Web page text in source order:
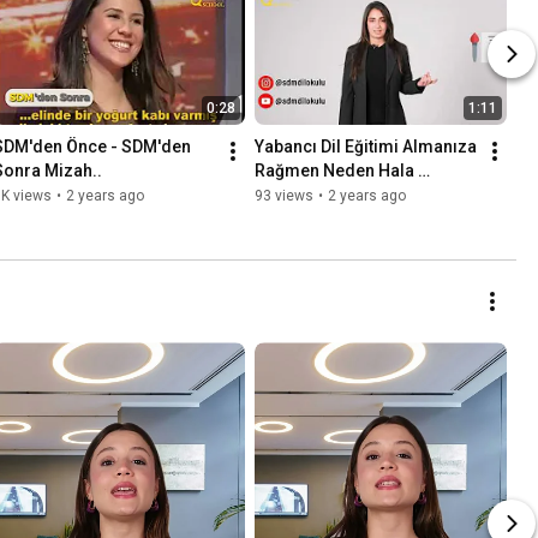
0:28
Önce - SDM'den
Mizah..
views • 2 years ago
1:11
Yabancı Dil Eğitimi Almanıza
Rağmen Neden Hala
Konuşamıyorsunuz?
93 views • 2 years ago